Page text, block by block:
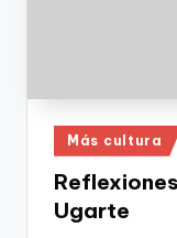
Publicado
en
Más cultura
Ugarte